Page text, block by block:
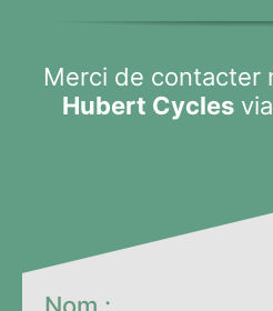
Merci de contacter
Hubert Cyclesvia